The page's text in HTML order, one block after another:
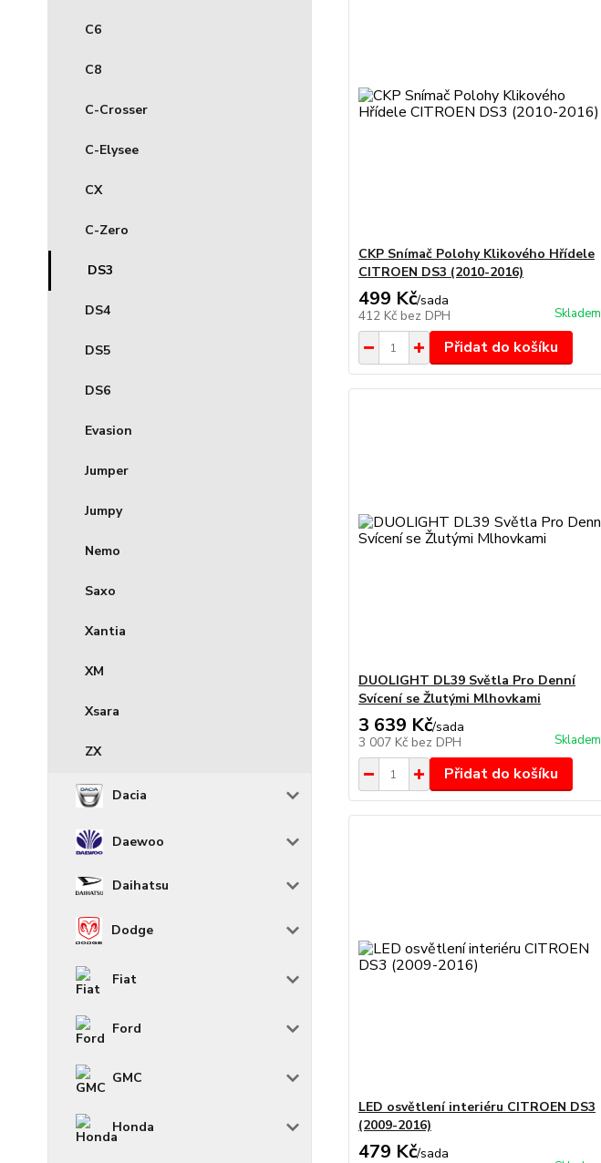
C6
C8
C-Crosser
C-Elysee
CX
C-Zero
DS3
DS4
DS5
DS6
Evasion
Jumper
Jumpy
Nemo
Saxo
Xantia
XM
Xsara
ZX
Dacia
Daewoo
Daihatsu
Dodge
Fiat
Ford
GMC
Honda
CKP Snímač Polohy Klikového Hřídele
CITROEN DS3 (2010-2016)
499 Kč/sada
412 Kč bez DPH Skladem
Přidat do košíku
DUOLIGHT DL39 Světla Pro Denní
Svícení se Žlutými Mlhovkami
3 639 Kč/sada
3 007 Kč bez DPH Skladem
Přidat do košíku
LED osvětlení interiéru CITROEN DS3
(2009-2016)
479 Kč/sada